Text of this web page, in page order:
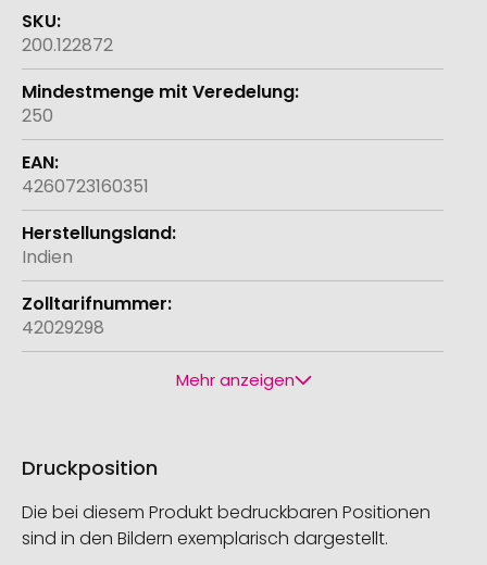
200.122872
250
4260723160351
Indien
42029298
Mehr anzeigen
Druckposition
Die bei diesem Produkt bedruckbaren Positionen
sind in den Bildern exemplarisch dargestellt.